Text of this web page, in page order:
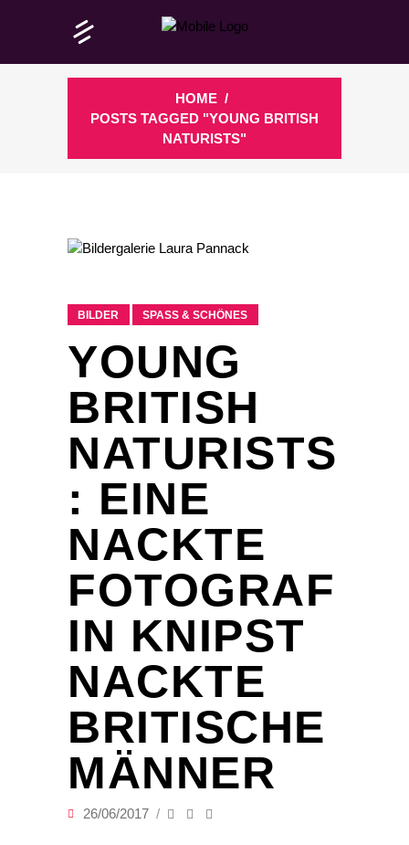
HOME /
POSTS TAGGED "YOUNG BRITISH
NATURISTS"
BILDER SPASS & SCHÖNES
YOUNG
BRITISH
NATURISTS
: EINE
NACKTE
FOTOGRAF
IN KNIPST
NACKTE
BRITISCHE
MÄNNER
26/06/2017